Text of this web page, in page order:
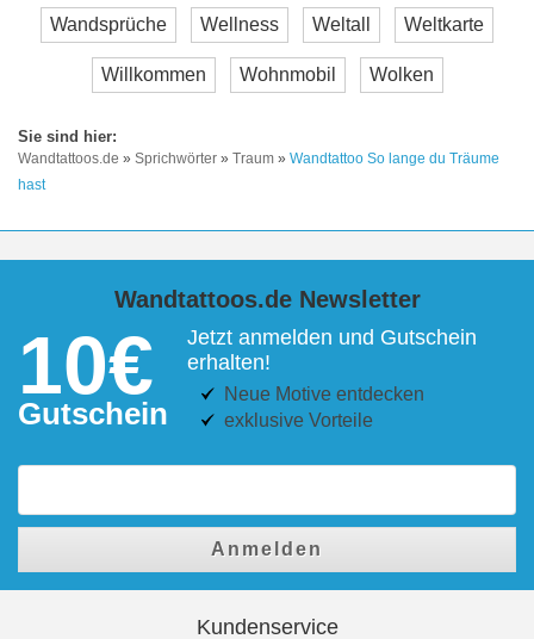
Wandsprüche Wellness Weltall Weltkarte
Willkommen Wohnmobil Wolken
Wandtattoos.de » Sprichwörter » Traum » Wandtattoo So lange du Träume
hast
Wandtattoos.de Newsletter
10€
Gutschein
Jetzt anmelden und Gutschein
erhalten!
Neue Motive entdecken
exklusive Vorteile
Anmelden
Kundenservice